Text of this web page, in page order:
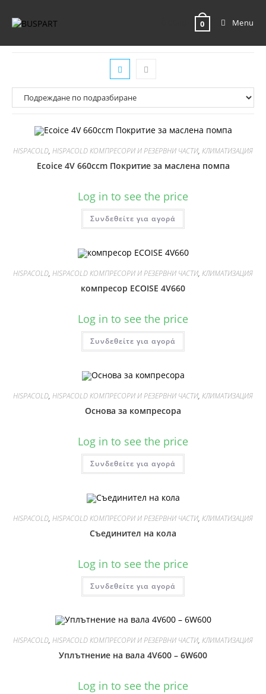
0 Menu
HISPACOLD, HISPACOLD КОМПРЕСОРИ И РЕЗЕРВНИ ЧАСТИ, КЛИМАТИЗАЦИЯ
Ecoice 4V 660ccm Покритие за маслена помпа
Log in to see the price
Συνδεθείτε για αγορά
HISPACOLD, HISPACOLD КОМПРЕСОРИ И РЕЗЕРВНИ ЧАСТИ, КЛИМАТИЗАЦИЯ
компресор ECOISE 4V660
Log in to see the price
Συνδεθείτε για αγορά
HISPACOLD, HISPACOLD КОМПРЕСОРИ И РЕЗЕРВНИ ЧАСТИ, КЛИМАТИЗАЦИЯ
Основа за компресора
Log in to see the price
Συνδεθείτε για αγορά
HISPACOLD, HISPACOLD КОМПРЕСОРИ И РЕЗЕРВНИ ЧАСТИ, КЛИМАТИЗАЦИЯ
Съединител на кола
Log in to see the price
Συνδεθείτε για αγορά
HISPACOLD, HISPACOLD КОМПРЕСОРИ И РЕЗЕРВНИ ЧАСТИ, КЛИМАТИЗАЦИЯ
Уплътнение на вала 4V600 – 6W600
Log in to see the price